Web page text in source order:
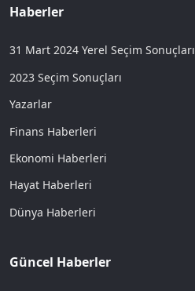
Haberler
31 Mart 2024 Yerel Seçim Sonuçları
2023 Seçim Sonuçları
Yazarlar
Finans Haberleri
Ekonomi Haberleri
Hayat Haberleri
Dünya Haberleri
Güncel Haberler